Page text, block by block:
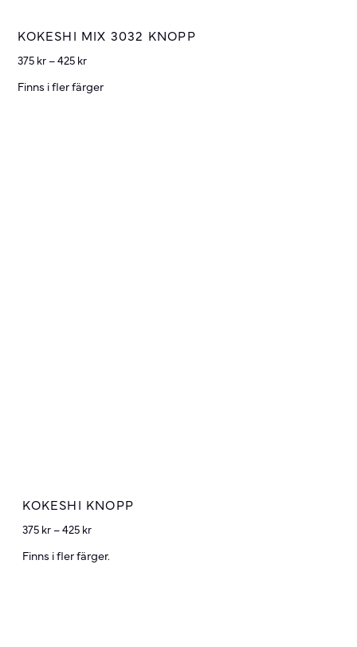
KOKESHI MIX 3032 KNOPP
375 kr–425 kr
Finns i fler färger
KOKESHI KNOPP
375 kr–425 kr
Finns i fler färger.